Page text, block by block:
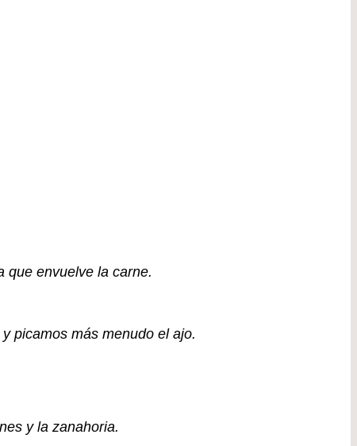
que envuelve la carne.
picamos más menudo el ajo.
y la zanahoria.